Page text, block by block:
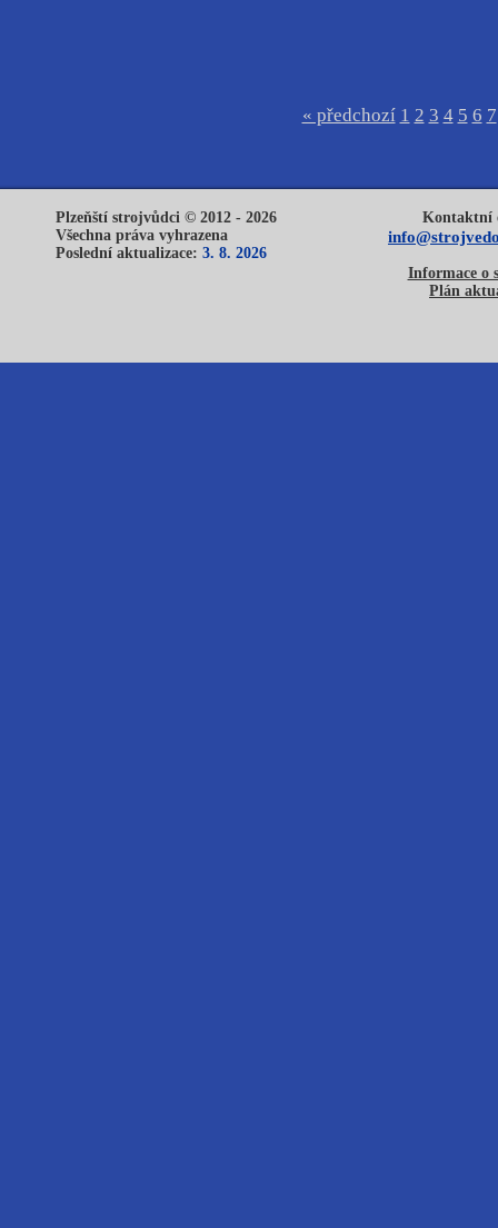
« předchozí 1 2 3 4 5 6 7
Plzeňští strojvůdci © 2012 - 2026
Všechna práva vyhrazena
Poslední aktualizace: 3. 8. 2026
Kontaktní
Informace o
Plán